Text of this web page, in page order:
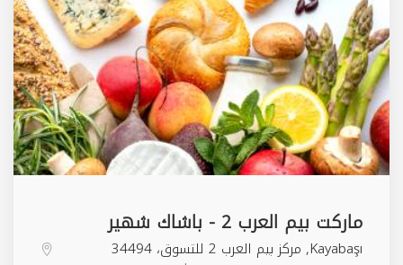
ماركت بيم العرب 2 - باشاك شهير
Kayabaşı, مركز بيم العرب 2 للتسوق، 34494